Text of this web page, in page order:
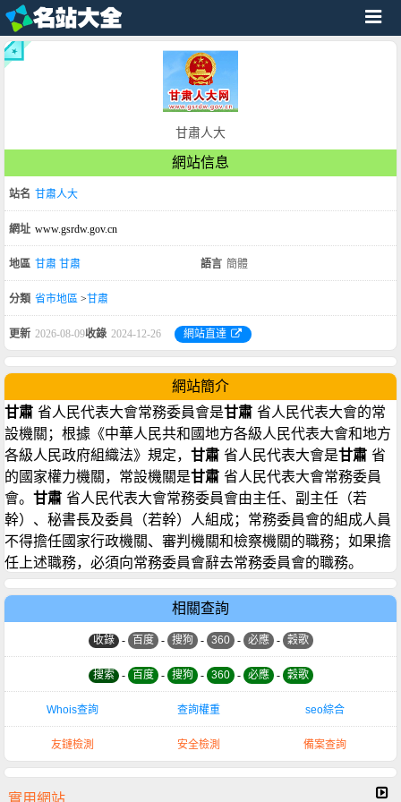
甘肅人大
網站信息
站名 甘肅人大
網址 www.gsrdw.gov.cn
地區 甘肅 甘肅 語言 簡體
分類 省市地區 >甘肅
更新 2026-08-09收錄 2024-12-26 網站直達
網站簡介
甘肅 省人民代表大會常務委員會是甘肅 省人民代表大會的常
設機關；根據《中華人民共和國地方各級人民代表大會和地方
各級人民政府組織法》規定， 甘肅 省人民代表大會是甘肅 省
的國家權力機關，常設機關是甘肅 省人民代表大會常務委員
會。 甘肅 省人民代表大會常務委員會由主任、副主任（若
幹）、秘書長及委員（若幹）人組成；常務委員會的組成人員
不得擔任國家行政機關、審判機關和檢察機關的職務；如果擔
任上述職務，必須向常務委員會辭去常務委員會的職務。
相關查詢
收錄 - 百度 - 搜狗 - 360 - 必應 - 穀歌
搜索 - 百度 - 搜狗 - 360 - 必應 - 穀歌
Whois查詢 查詢權重 seo綜合
友鏈檢測 安全檢測 備案查詢
實用網站